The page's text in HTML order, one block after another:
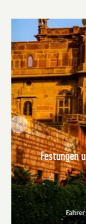
Festungen
Fahrer